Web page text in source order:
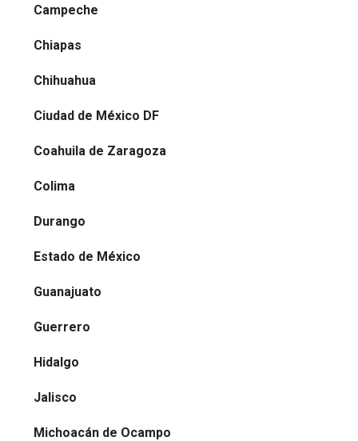
Campeche
Chiapas
Chihuahua
Ciudad de México DF
Coahuila de Zaragoza
Colima
Durango
Estado de México
Guanajuato
Guerrero
Hidalgo
Jalisco
Michoacán de Ocampo